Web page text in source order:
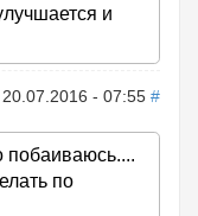
и
- 07:55 #
побаиваюсь....
по